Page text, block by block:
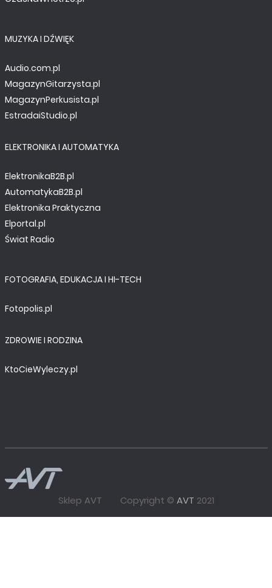
MUZYKA I DŹWIĘK
Audio.com.pl
MagazynGitarzysta.pl
MagazynPerkusista.pl
EstradaiStudio.pl
ELEKTRONIKA I AUTOMATYKA
ElektronikaB2B.pl
AutomatykaB2B.pl
Elektronika Praktyczna
Elportal.pl
Świat Radio
FOTOGRAFIA, EDUKACJA I HI-TECH
Fotopolis.pl
ZDROWIE I RODZINA
KtoCieWyleczy.pl
Sklep AVT Copyright © AVT 2021